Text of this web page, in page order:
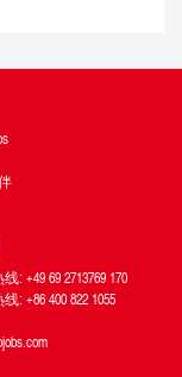
: +49 69 2713769 170
: +86 400 822 1055